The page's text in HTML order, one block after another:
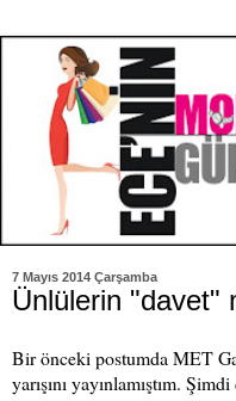
7 Mayıs 2014 Çarşamba
Ünlülerin "davet"
Bir önceki postumda MET
yarışını yayınlamıştım.